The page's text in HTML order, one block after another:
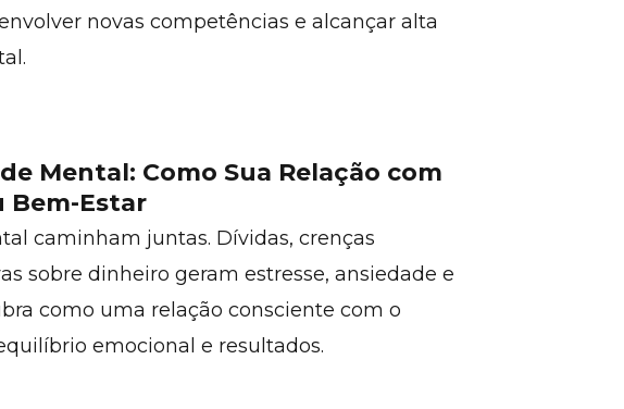
novas competências e alcançar alta
Mental: Como Sua Relação com
Bem-Estar
caminham juntas. Dívidas, crenças
sobre dinheiro geram estresse, ansiedade e
como uma relação consciente com o
emocional e resultados.